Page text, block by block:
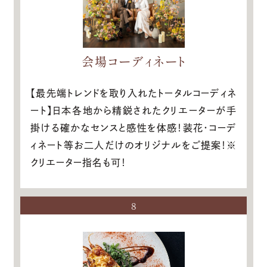
会場コーディネート
【最先端トレンドを取り入れたトータルコーディネ
ート】日本各地から精鋭されたクリエーターが手
掛ける確かなセンスと感性を体感！装花・コーデ
ィネート等お二人だけのオリジナルをご提案！※
クリエーター指名も可！
8